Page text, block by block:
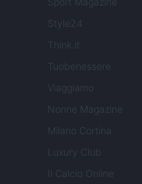
Style24
Think.it
Tuobenessere
Viaggiamo
Nonne Magazine
Milano Cortina
Luxury Club
Il Calcio Online